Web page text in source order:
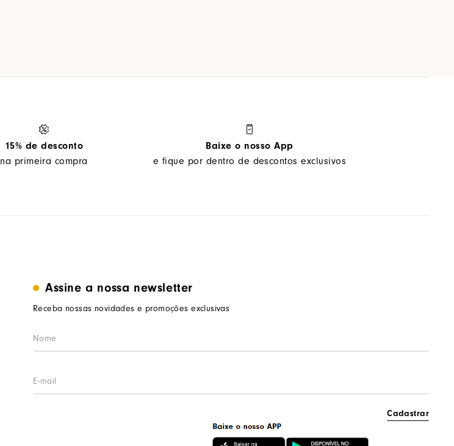
15% de desconto
na primeira compra
Baixe o nosso App
e fique por dentro de descontos exclusivos
Assine a nossa newsletter
Receba nossas novidades e promoções exclusivas
Cadastrar